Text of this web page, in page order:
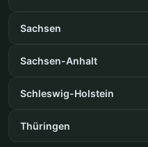
Sachsen
Sachsen-Anhalt
Schleswig-Holstein
Thüringen